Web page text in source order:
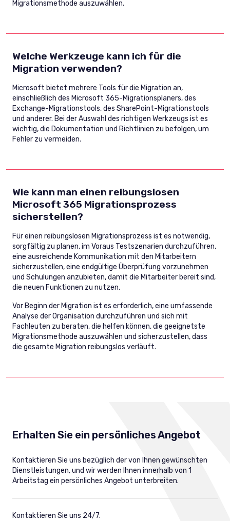
Migrationsmethode auszuwählen.
Welche Werkzeuge kann ich für die
Migration verwenden?
Microsoft bietet mehrere Tools für die Migration an,
einschließlich des Microsoft 365-Migrationsplaners, des
Exchange-Migrationstools, des SharePoint-Migrationstools
und anderer. Bei der Auswahl des richtigen Werkzeugs ist es
wichtig, die Dokumentation und Richtlinien zu befolgen, um
Fehler zu vermeiden.
Wie kann man einen reibungslosen
Microsoft 365 Migrationsprozess
sicherstellen?
Für einen reibungslosen Migrationsprozess ist es notwendig,
sorgfältig zu planen, im Voraus Testszenarien durchzuführen,
eine ausreichende Kommunikation mit den Mitarbeitern
sicherzustellen, eine endgültige Überprüfung vorzunehmen
und Schulungen anzubieten, damit die Mitarbeiter bereit sind,
die neuen Funktionen zu nutzen.
Vor Beginn der Migration ist es erforderlich, eine umfassende
Analyse der Organisation durchzuführen und sich mit
Fachleuten zu beraten, die helfen können, die geeignetste
Migrationsmethode auszuwählen und sicherzustellen, dass
die gesamte Migration reibungslos verläuft.
Erhalten Sie ein persönliches Angebot
Kontaktieren Sie uns bezüglich der von Ihnen gewünschten
Dienstleistungen, und wir werden Ihnen innerhalb von 1
Arbeitstag ein persönliches Angebot unterbreiten.
Kontaktieren Sie uns 24/7.